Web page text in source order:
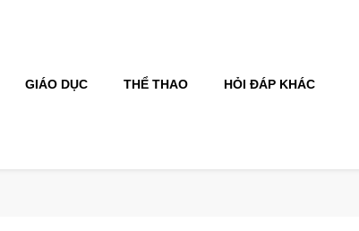
GIÁO DỤC THỂ THAO HỎI ĐÁP KHÁC